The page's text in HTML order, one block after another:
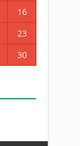
16
23
30